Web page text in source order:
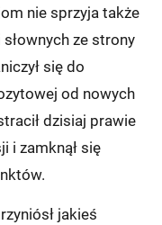
nie sprzyja także
ze strony
się do
od nowych
dzisiaj prawie
i zamknął się
jakieś